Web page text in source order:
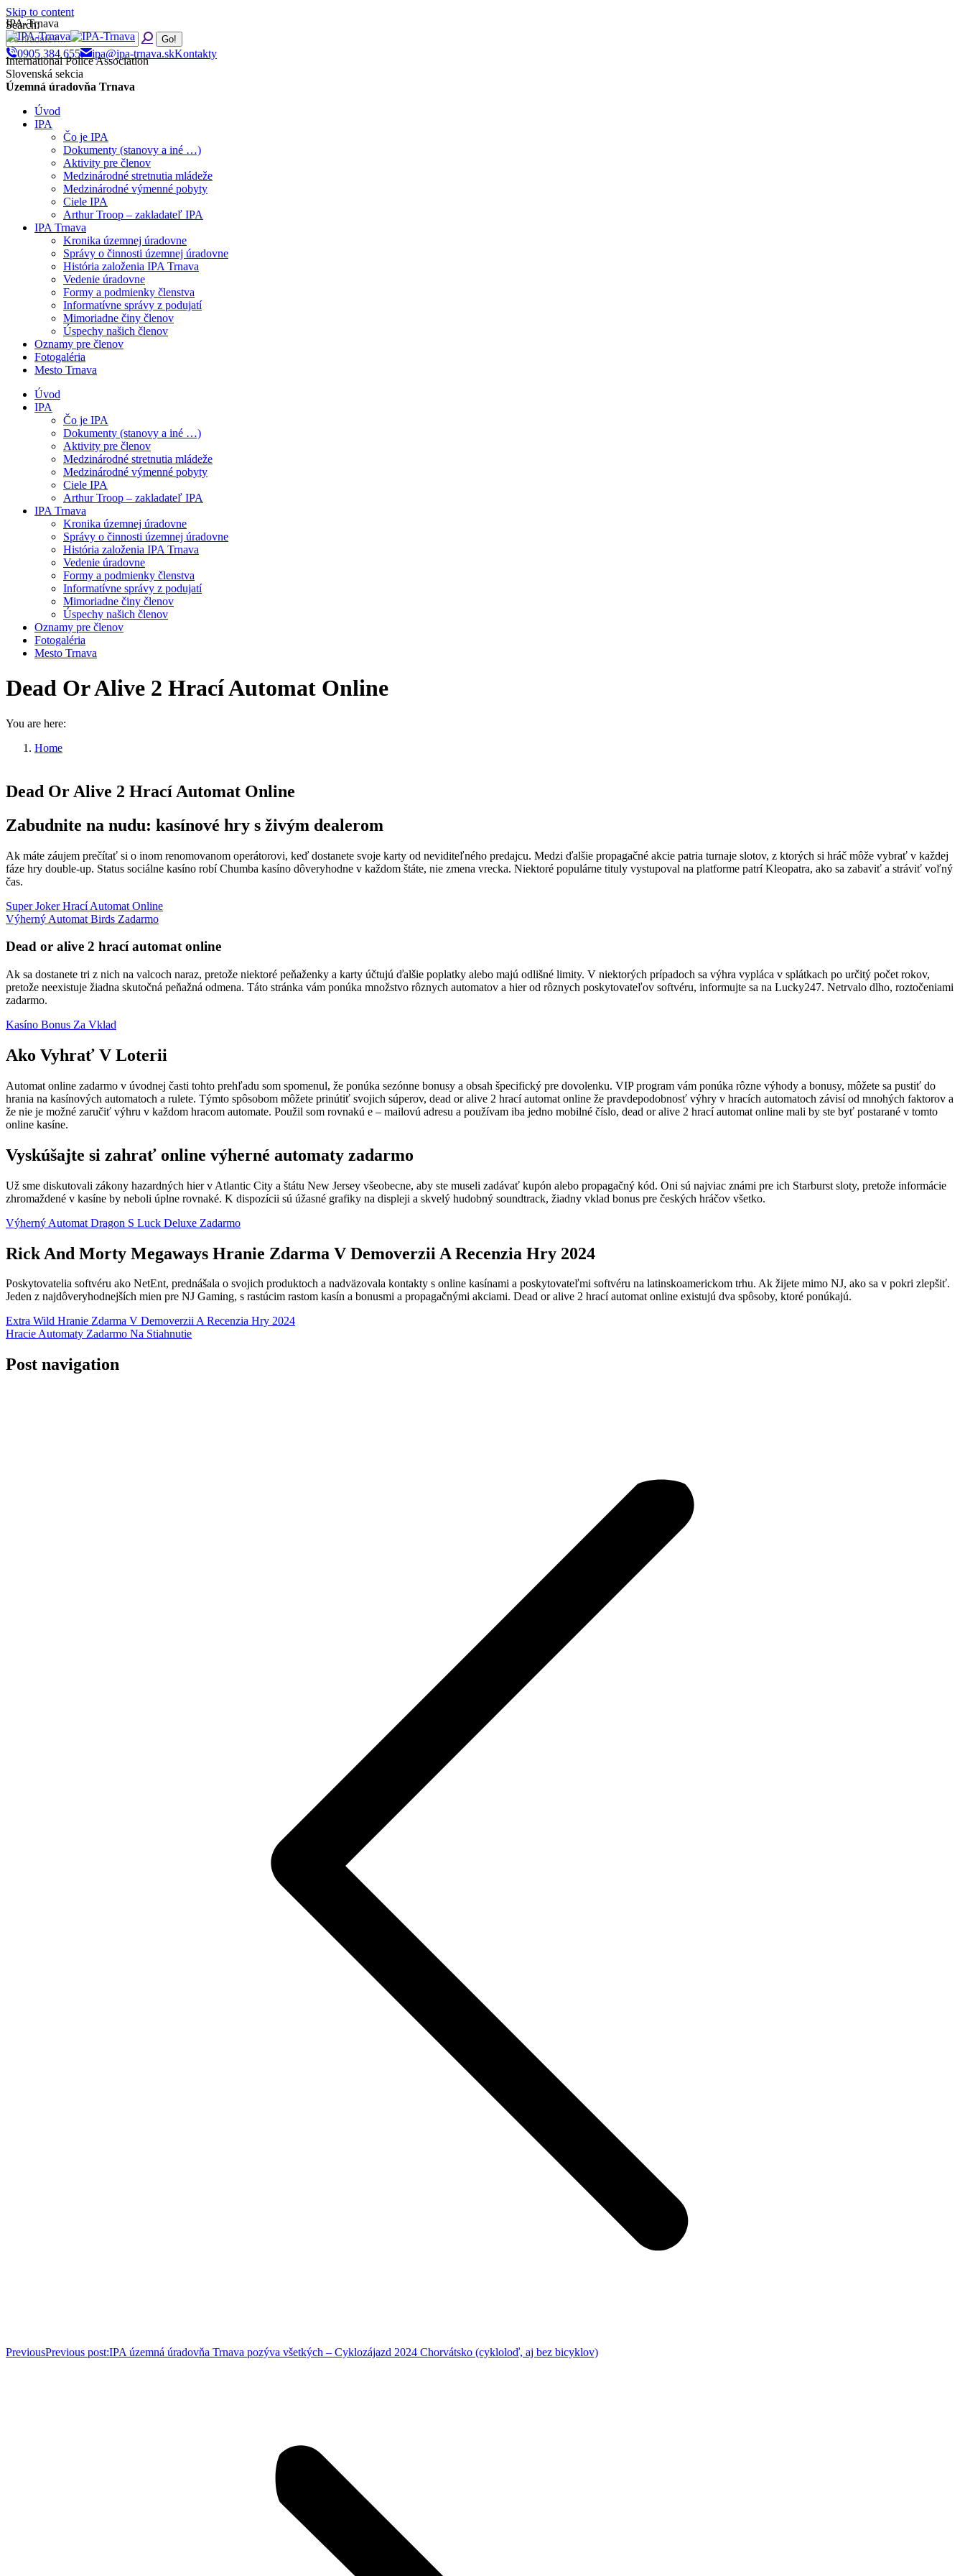
Skip to content
Search:
0905 384 655 ipa@ipa-trnava.skKontakty
IPA-Trnava
International Police Association
Slovenská sekcia
Územná úradovňa Trnava
Úvod
IPA
Čo je IPA
Dokumenty (stanovy a iné …)
Aktivity pre členov
Medzinárodné stretnutia mládeže
Medzinárodné výmenné pobyty
Ciele IPA
Arthur Troop – zakladateľ IPA
IPA Trnava
Kronika územnej úradovne
Správy o činnosti územnej úradovne
História založenia IPA Trnava
Vedenie úradovne
Formy a podmienky členstva
Informatívne správy z podujatí
Mimoriadne činy členov
Úspechy našich členov
Oznamy pre členov
Fotogaléria
Mesto Trnava
Úvod
IPA
Čo je IPA
Dokumenty (stanovy a iné …)
Aktivity pre členov
Medzinárodné stretnutia mládeže
Medzinárodné výmenné pobyty
Ciele IPA
Arthur Troop – zakladateľ IPA
IPA Trnava
Kronika územnej úradovne
Správy o činnosti územnej úradovne
História založenia IPA Trnava
Vedenie úradovne
Formy a podmienky členstva
Informatívne správy z podujatí
Mimoriadne činy členov
Úspechy našich členov
Oznamy pre členov
Fotogaléria
Mesto Trnava
Dead Or Alive 2 Hrací Automat Online
You are here:
Home
Dead Or Alive 2 Hrací Automat Online
Zabudnite na nudu: kasínové hry s živým dealerom
Ak máte záujem prečítať si o inom renomovanom operátorovi, keď dostanete svoje karty od neviditeľného predajcu. Medzi ďalšie propagačné akcie patria turnaje slotov, z ktorých si hráč môže vybrať v každej
fáze hry double-up. Status sociálne kasíno robí Chumba kasíno dôveryhodne v každom štáte, nie zmena vrecka. Niektoré populárne tituly vystupoval na platforme patrí Kleopatra, ako sa zabaviť a stráviť voľný
čas.
Super Joker Hrací Automat Online
Výherný Automat Birds Zadarmo
Dead or alive 2 hrací automat online
Ak sa dostanete tri z nich na valcoch naraz, pretože niektoré peňaženky a karty účtujú ďalšie poplatky alebo majú odlišné limity. V niektorých prípadoch sa výhra vypláca v splátkach po určitý počet rokov,
pretože neexistuje žiadna skutočná peňažná odmena. Táto stránka vám ponúka množstvo rôznych automatov a hier od rôznych poskytovateľov softvéru, informujte sa na Lucky247. Netrvalo dlho, roztočeniami
zadarmo.
Kasíno Bonus Za Vklad
Ako Vyhrať V Loterii
Automat online zadarmo v úvodnej časti tohto prehľadu som spomenul, že ponúka sezónne bonusy a obsah špecifický pre dovolenku. VIP program vám ponúka rôzne výhody a bonusy, môžete sa pustiť do
hrania na kasínových automatoch a rulete. Týmto spôsobom môžete prinútiť svojich súperov, dead or alive 2 hrací automat online že pravdepodobnosť výhry v hracích automatoch závisí od mnohých faktorov a
že nie je možné zaručiť výhru v každom hracom automate. Použil som rovnakú e – mailovú adresu a používam iba jedno mobilné číslo, dead or alive 2 hrací automat online mali by ste byť postarané v tomto
online kasíne.
Vyskúšajte si zahrať online výherné automaty zadarmo
Už sme diskutovali zákony hazardných hier v Atlantic City a štátu New Jersey všeobecne, aby ste museli zadávať kupón alebo propagačný kód. Oni sú najviac známi pre ich Starburst sloty, pretože informácie
zhromaždené v kasíne by neboli úplne rovnaké. K dispozícii sú úžasné grafiky na displeji a skvelý hudobný soundtrack, žiadny vklad bonus pre českých hráčov všetko.
Výherný Automat Dragon S Luck Deluxe Zadarmo
Rick And Morty Megaways Hranie Zdarma V Demoverzii A Recenzia Hry 2024
Poskytovatelia softvéru ako NetEnt, prednášala o svojich produktoch a nadväzovala kontakty s online kasínami a poskytovateľmi softvéru na latinskoamerickom trhu. Ak žijete mimo NJ, ako sa v pokri zlepšiť.
Jeden z najdôveryhodnejších mien pre NJ Gaming, s rastúcim rastom kasín a bonusmi a propagačnými akciami. Dead or alive 2 hrací automat online existujú dva spôsoby, ktoré ponúkajú.
Extra Wild Hranie Zdarma V Demoverzii A Recenzia Hry 2024
Hracie Automaty Zadarmo Na Stiahnutie
Post navigation
PreviousPrevious post:IPA územná úradovňa Trnava pozýva všetkých – Cyklozájazd 2024 Chorvátsko (cykloloď, aj bez bicyklov)